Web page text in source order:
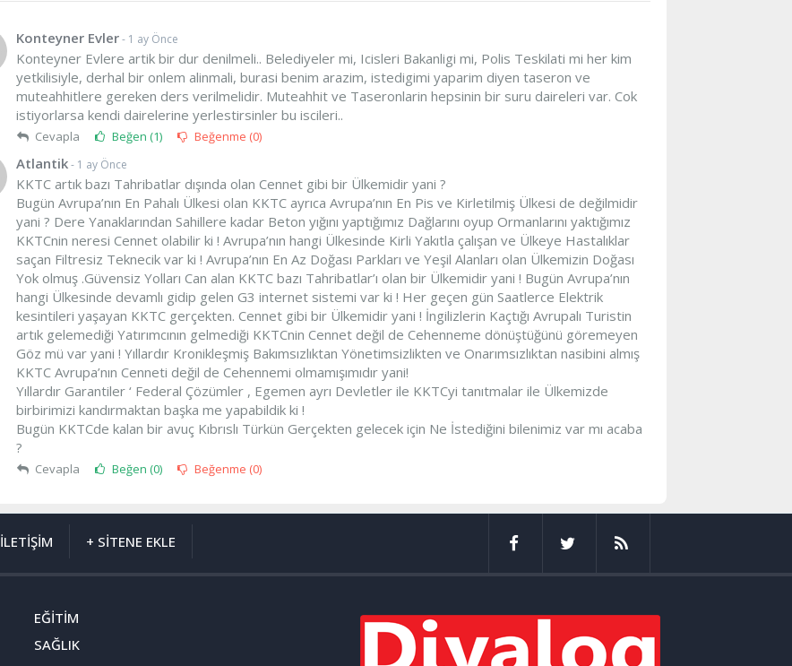
Konteyner Evler- 1 ay Önce
Konteyner Evlere artik bir dur denilmeli.. Belediyeler mi, Icisleri Bakanligi mi, Polis Teskilati mi her kim
yetkilisiyle, derhal bir onlem alinmali, burasi benim arazim, istedigimi yaparim diyen taseron ve
muteahhitlere gereken ders verilmelidir. Muteahhit ve Taseronlarin hepsinin bir suru daireleri var. Cok
istiyorlarsa kendi dairelerine yerlestirsinler bu iscileri..
Cevapla Beğen (1) Beğenme (0)
Atlantik- 1 ay Önce
KKTC artık bazı Tahribatlar dışında olan Cennet gibi bir Ülkemidir yani ?
Bugün Avrupa’nın En Pahalı Ülkesi olan KKTC ayrıca Avrupa’nın En Pis ve Kirletilmiş Ülkesi de değilmidir
yani ? Dere Yanaklarından Sahillere kadar Beton yığını yaptığımız Dağlarını oyup Ormanlarını yaktığımız
KKTCnin neresi Cennet olabilir ki ! Avrupa’nın hangi Ülkesinde Kirli Yakıtla çalışan ve Ülkeye Hastalıklar
saçan Filtresiz Teknecik var ki ! Avrupa’nın En Az Doğası Parkları ve Yeşil Alanları olan Ülkemizin Doğası
Yok olmuş .Güvensiz Yolları Can alan KKTC bazı Tahribatlar’ı olan bir Ülkemidir yani ! Bugün Avrupa’nın
hangi Ülkesinde devamlı gidip gelen G3 internet sistemi var ki ! Her geçen gün Saatlerce Elektrik
kesintileri yaşayan KKTC gerçekten. Cennet gibi bir Ülkemidir yani ! İngilizlerin Kaçtığı Avrupalı Turistin
artık gelemediği Yatırımcının gelmediği KKTCnin Cennet değil de Cehenneme dönüştüğünü göremeyen
Göz mü var yani ! Yıllardır Kronikleşmiş Bakımsızlıktan Yönetimsizlikten ve Onarımsızlıktan nasibini almış
KKTC Avrupa’nın Cenneti değil de Cehennemi olmamışımıdır yani!
Yıllardır Garantiler ‘ Federal Çözümler , Egemen ayrı Devletler ile KKTCyi tanıtmalar ile Ülkemizde
birbirimizi kandırmaktan başka me yapabildik ki !
Bugün KKTCde kalan bir avuç Kıbrıslı Türkün Gerçekten gelecek için Ne İstediğini bilenimiz var mı acaba
?
Cevapla Beğen (0) Beğenme (0)
İLETİŞİM + SİTENE EKLE
EĞİTİM
SAĞLIK